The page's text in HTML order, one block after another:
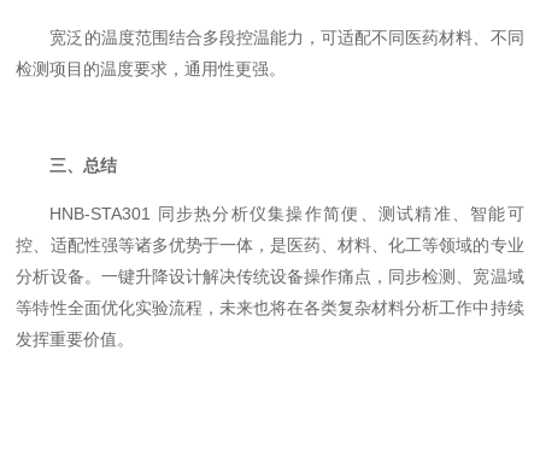
宽泛的温度范围结合多段控温能力，可适配不同医药材料、不同
检测项目的温度要求，通用性更强。
三、总结
HNB-STA301 同步热分析仪集操作简便、测试精准、智能可
控、适配性强等诸多优势于一体，是医药、材料、化工等领域的专业
分析设备。一键升降设计解决传统设备操作痛点，同步检测、宽温域
等特性全面优化实验流程，未来也将在各类复杂材料分析工作中持续
发挥重要价值。